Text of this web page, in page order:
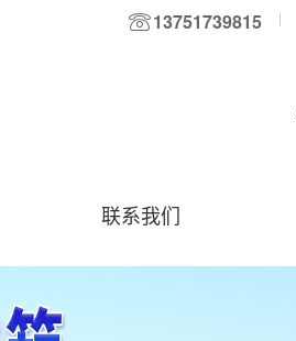
13751739815
联系我们